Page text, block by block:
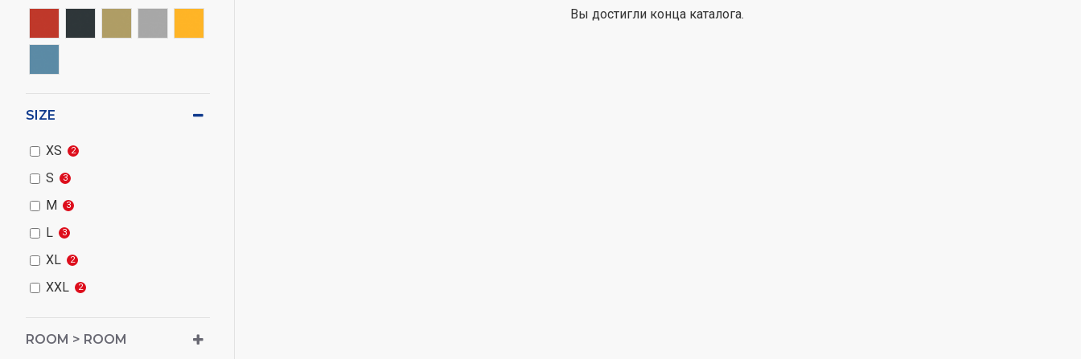
ROOM > ROOM
SIZE
XS 2
S 3
M 3
L 3
XL 2
XXL 2
Вы достигли конца каталога.